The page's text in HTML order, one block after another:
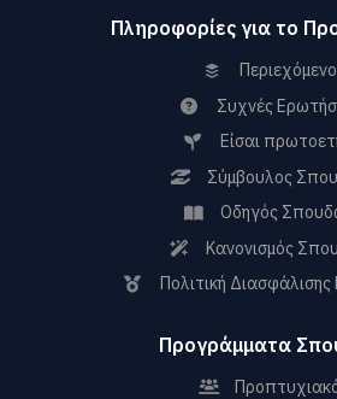
Πληροφορίες για το
Περιεχόμενο
Συχνές
Είσαι
Σύμβουλος
Οδηγός
Κανονισμός
Πολιτική
Προγράμματα